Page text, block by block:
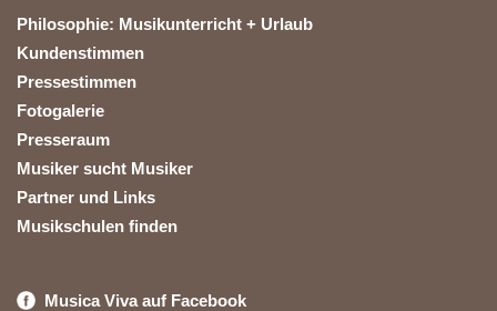
Philosophie: Musikunterricht + Urlaub
Kundenstimmen
Pressestimmen
Fotogalerie
Presseraum
Musiker sucht Musiker
Partner und Links
Musikschulen finden
Musica Viva auf Facebook